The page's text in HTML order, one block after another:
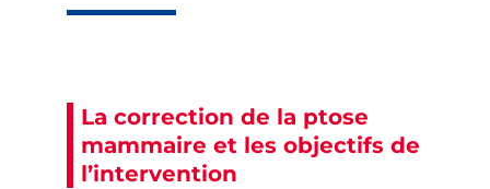
La correction de la ptose
mammaire et les objectifs de
l’intervention